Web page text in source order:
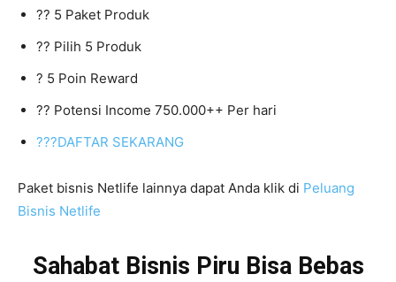
?? 5 Paket Produk
?? Pilih 5 Produk
? 5 Poin Reward
?? Potensi Income 750.000++ Per hari
???DAFTAR SEKARANG
Paket bisnis Netlife lainnya dapat Anda klik di Peluang
Bisnis Netlife
Sahabat Bisnis Piru Bisa Bebas